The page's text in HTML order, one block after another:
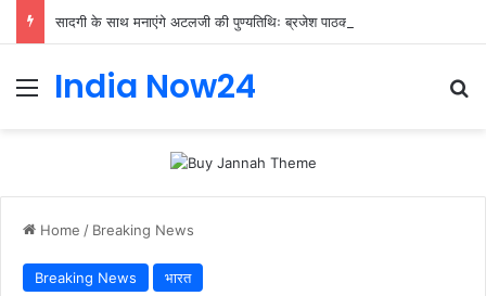
सादगी के साथ मनाएंगे अटलजी की पुण्यतिथिः ब्रजेश पाठक
India Now24
Home / Breaking News
Breaking News भारत